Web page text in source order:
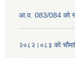
आ.व. 083/084 को
२०८२।०८३ को